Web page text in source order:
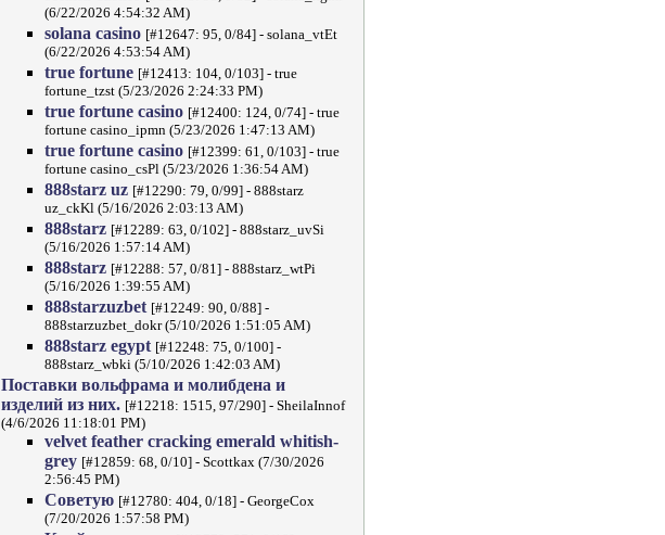
(6/22/2026 4:54:32 AM)
solana casino [#12647: 95, 0/84] - solana_vtEt
(6/22/2026 4:53:54 AM)
true fortune [#12413: 104, 0/103] - true
fortune_tzst (5/23/2026 2:24:33 PM)
true fortune casino [#12400: 124, 0/74] - true
fortune casino_ipmn (5/23/2026 1:47:13 AM)
true fortune casino [#12399: 61, 0/103] - true
fortune casino_csPl (5/23/2026 1:36:54 AM)
888starz uz [#12290: 79, 0/99] - 888starz
uz_ckKl (5/16/2026 2:03:13 AM)
888starz [#12289: 63, 0/102] - 888starz_uvSi
(5/16/2026 1:57:14 AM)
888starz [#12288: 57, 0/81] - 888starz_wtPi
(5/16/2026 1:39:55 AM)
888starzuzbet [#12249: 90, 0/88] -
888starzuzbet_dokr (5/10/2026 1:51:05 AM)
888starz egypt [#12248: 75, 0/100] -
888starz_wbki (5/10/2026 1:42:03 AM)
Поставки вольфрама и молибдена и
изделий из них. [#12218: 1515, 97/290] - SheilaInnof
(4/6/2026 11:18:01 PM)
velvet feather cracking emerald whitish-
grey [#12859: 68, 0/10] - Scottkax (7/30/2026
2:56:45 PM)
Советую [#12780: 404, 0/18] - GeorgeCox
(7/20/2026 1:57:58 PM)